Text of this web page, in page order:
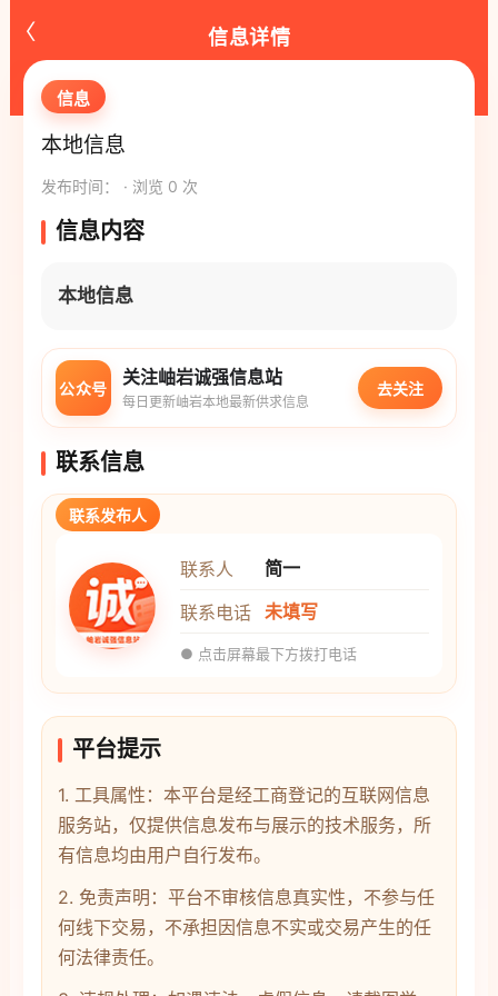
‹ 信息详情
信息
本地信息
发布时间： · 浏览 0 次
信息内容
本地信息
公众号
关注岫岩诚强信息站
每日更新岫岩本地最新供求信息
去关注
联系信息
联系发布人
联系人
简一
联系电话 未填写
● 点击屏幕最下方拨打电话
平台提示
1. 工具属性：本平台是经工商登记的互联网信息
服务站，仅提供信息发布与展示的技术服务，所
有信息均由用户自行发布。
2. 免责声明：平台不审核信息真实性，不参与任
何线下交易，不承担因信息不实或交易产生的任
何法律责任。